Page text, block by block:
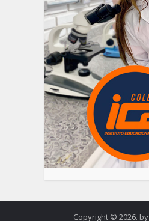
Copyright © 2026. by